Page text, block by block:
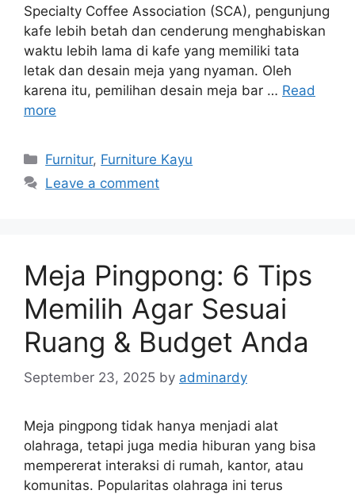
Specialty Coffee Association (SCA), pengunjung
kafe lebih betah dan cenderung menghabiskan
waktu lebih lama di kafe yang memiliki tata
letak dan desain meja yang nyaman. Oleh
karena itu, pemilihan desain meja bar … Read
more
Categories
Furnitur, Furniture Kayu
Leave a comment
Meja Pingpong: 6 Tips
Memilih Agar Sesuai
Ruang & Budget Anda
September 23, 2025 by adminardy
Meja pingpong tidak hanya menjadi alat
olahraga, tetapi juga media hiburan yang bisa
mempererat interaksi di rumah, kantor, atau
komunitas. Popularitas olahraga ini terus